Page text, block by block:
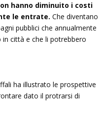
hanno diminuito i costi
le entrate. Che diventano
pubblici che annualmente
città e che li potrebbero
ha illustrato le prospettive
dato il protrarsi di